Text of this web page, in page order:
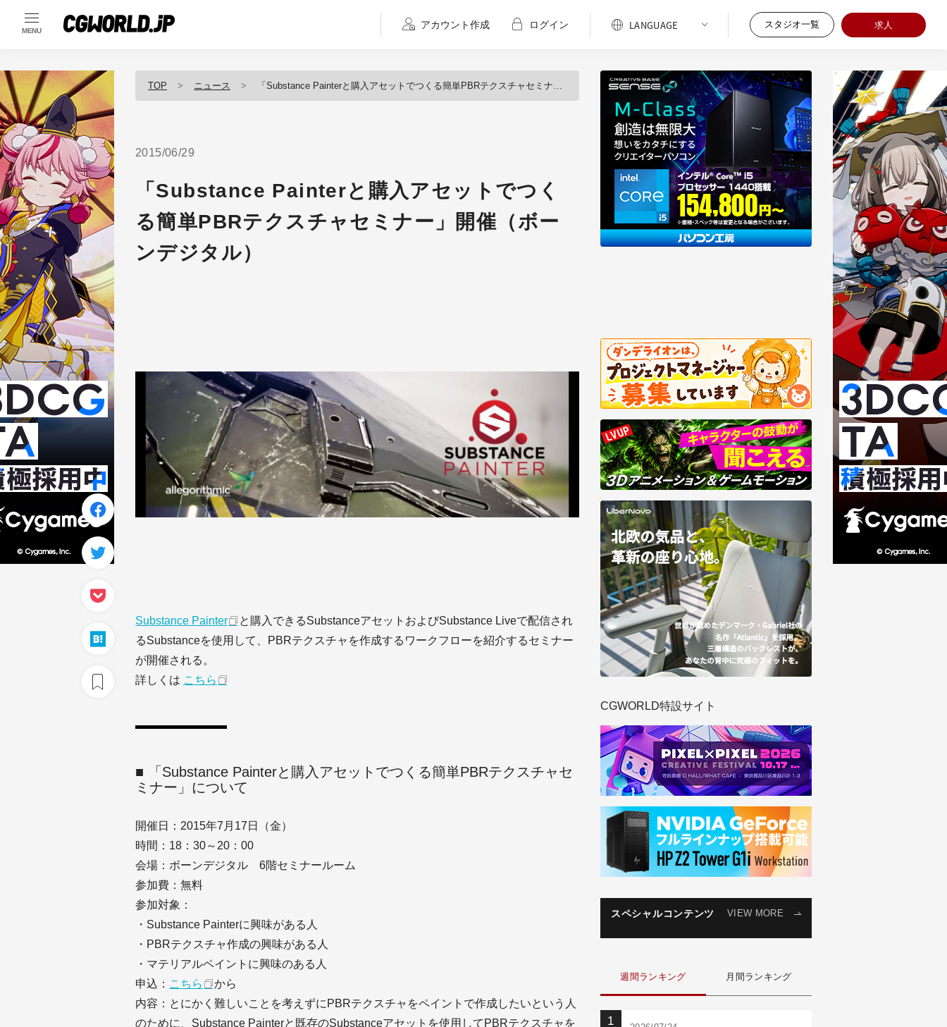
MENU
アカウント作成 ログイン スタジオ一覧 求人
TOP ニュース 「Substance Painterと購入アセットでつくる簡単PBRテクスチャセミナー」開催（ボーンデジタル）
2015/06/29
「Substance Painterと購入アセットでつく
る簡単PBRテクスチャセミナー」開催（ボー
ンデジタル）
Substance Painter
と購入できるSubstanceアセットおよびSubstance Liveで配信され
るSubstanceを使用して、PBRテクスチャを作成するワークフローを紹介するセミナー
が開催される。
詳しくは こちら
■ 「Substance Painterと購入アセットでつくる簡単PBRテクスチャセ
ミナー」について
開催日：2015年7月17日（金）
時間：18：30～20：00
会場：ボーンデジタル 6階セミナールーム
参加費：無料
参加対象：
・Substance Painterに興味がある人
・PBRテクスチャ作成の興味がある人
・マテリアルペイントに興味のある人
申込： こちら
から
内容：とにかく難しいことを考えずにPBRテクスチャをペイントで作成したいという人
のために、Substance Painterと既存のSubstanceアセットを使用してPBRテクスチャを
CGWORLD特設サイト
スペシャルコンテンツ VIEW MORE
週間ランキング 月間ランキング